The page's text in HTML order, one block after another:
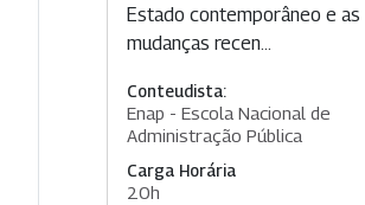
Estado contemporâneo e as
mudanças recen...
Conteudista:
Enap - Escola Nacional de
Administração Pública
Carga Horária
20h